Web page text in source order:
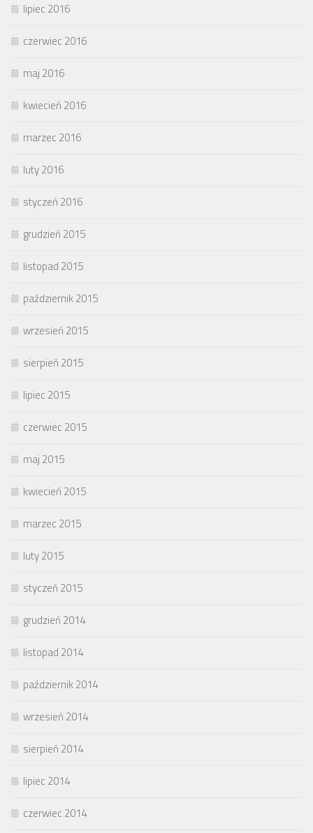
lipiec 2016
czerwiec 2016
maj 2016
kwiecień 2016
marzec 2016
luty 2016
styczeń 2016
grudzień 2015
listopad 2015
październik 2015
wrzesień 2015
sierpień 2015
lipiec 2015
czerwiec 2015
maj 2015
kwiecień 2015
marzec 2015
luty 2015
styczeń 2015
grudzień 2014
listopad 2014
październik 2014
wrzesień 2014
sierpień 2014
lipiec 2014
czerwiec 2014